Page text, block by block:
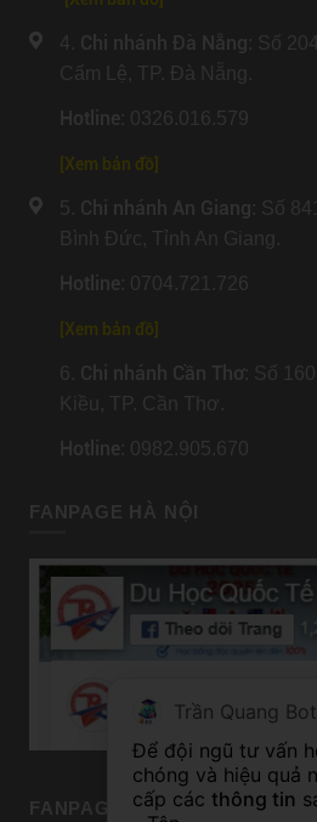
4. Chi nhánh Đà Nẵng: Số
Cẩm Lệ, TP. Đà Nẵng.
Hotline: 0326.016.579
Xem bản đồ
5. Chi nhánh An Giang: Số
Bình Đức, Tỉnh An Giang.
Hotline: 0704.721.726
Xem bản đồ
6. Chi nhánh Cần Thơ: Số
Kiều, TP. Cần Thơ.
Hotline: 0982.905.670
FANPAGE HÀ NỘI
FANPAGE TP HỒ CHÍ MINH
Trần Quang Bot
Để đội ngũ tư vấn
chóng và hiệu quả
cấp các thông tin